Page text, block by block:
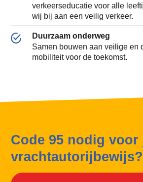
verkeerseducatie voor alle
wij bij aan een veilig verkeer.
Duurzaam onderweg
Samen bouwen aan veilige en
mobiliteit voor de toekomst.
Code 95 nodig voor
vrachtautorijbewijs?